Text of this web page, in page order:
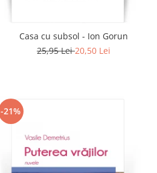
Casa cu subsol - Ion Gorun
25,95 Lei20,50 Lei
-21%